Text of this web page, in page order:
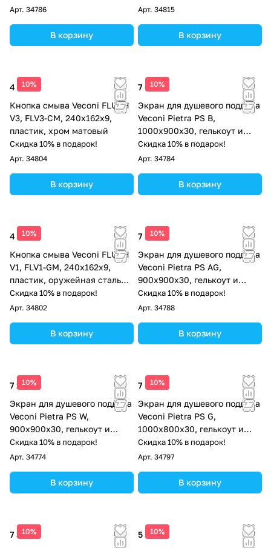
Арт. 34786
В корзину
Арт. 34815
В корзину
10%
4 513 ₽
Кнопка смыва Veconi FLUSH
V3, FLV3-CM, 240х162х9,
пластик, хром матовый
Скидка 10% в подарок!
Арт. 34804
В корзину
10%
7 686 ₽
Экран для душевого поддона
Veconi Pietra PS B,
1000x900x30, гелькоут и
стекловолокно, черный
Скидка 10% в подарок!
Арт. 34784
В корзину
10%
4 513 ₽
Кнопка смыва Veconi FLUSH
V1, FLV1-GM, 240х162х9,
пластик, оружейная сталь
матовая
Скидка 10% в подарок!
Арт. 34802
В корзину
10%
7 311 ₽
Экран для душевого поддона
Veconi Pietra PS AG,
900x900x30, гелькоут и
стекловолокно,
антрацитово-серый
Скидка 10% в подарок!
Арт. 34788
В корзину
10%
7 123 ₽
Экран для душевого поддона
Veconi Pietra PS W,
900x900x30, гелькоут и
стекловолокно, белый
Скидка 10% в подарок!
Арт. 34774
В корзину
10%
7 686 ₽
Экран для душевого поддона
Veconi Pietra PS G,
1000x800x30, гелькоут и
стекловолокно, серый
Скидка 10% в подарок!
Арт. 34797
В корзину
10%
7 311 ₽
10%
5 612 ₽